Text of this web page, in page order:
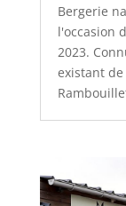
Bergerie
l'occasion
2023.
existant